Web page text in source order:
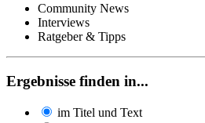
Community News
Interviews
Ratgeber & Tipps
Ergebnisse finden in...
im Titel und Text